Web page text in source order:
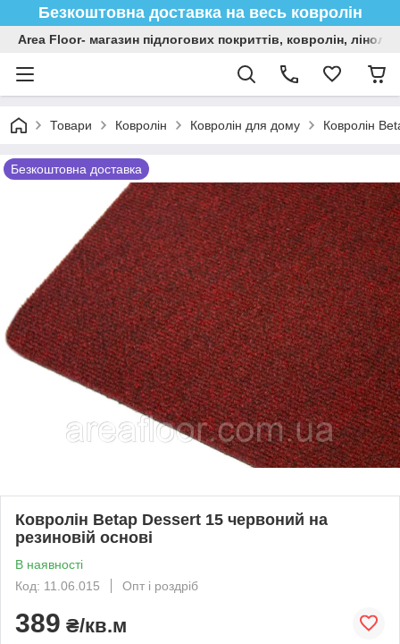
Безкоштовна доставка на весь ковролін
Area Floor- магазин підлогових покриттів, ковролін,
Товари Ковролін Ковролін для дому Ковролін
Безкоштовна доставка
Ковролін Betap Dessert 15 червоний на
резиновій основі
В наявності
Код: 11.06.015
Опт і роздріб
389 ₴/кв.м